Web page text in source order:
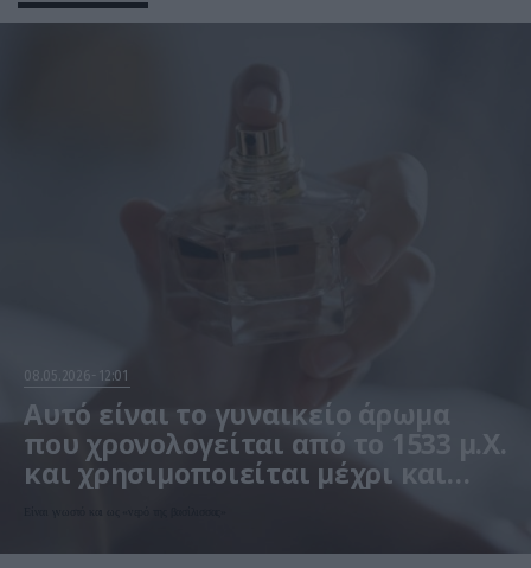
08.05.2026 12:01
Αυτό είναι το γυναικείο άρωμα
που χρονολογείται από το 1533 μ.Χ.
και χρησιμοποιείται μέχρι και